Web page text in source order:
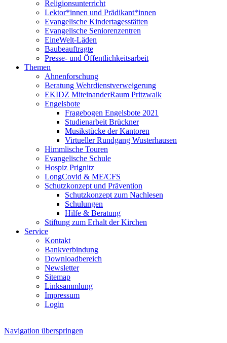
Religionsunterricht
Lektor*innen und Prädikant*innen
Evangelische Kindertagesstätten
Evangelische Seniorenzentren
EineWelt-Läden
Baubeauftragte
Presse- und Öffentlichkeitsarbeit
Themen
Ahnenforschung
Beratung Wehrdienstverweigerung
EKIDZ MiteinanderRaum Pritzwalk
Engelsbote
Fragebogen Engelsbote 2021
Studienarbeit Brückner
Musikstücke der Kantoren
Virtueller Rundgang Wusterhausen
Himmlische Touren
Evangelische Schule
Hospiz Prignitz
LongCovid & ME/CFS
Schutzkonzept und Prävention
Schutzkonzept zum Nachlesen
Schulungen
Hilfe & Beratung
Stiftung zum Erhalt der Kirchen
Service
Kontakt
Bankverbindung
Downloadbereich
Newsletter
Sitemap
Linksammlung
Impressum
Login
Navigation überspringen